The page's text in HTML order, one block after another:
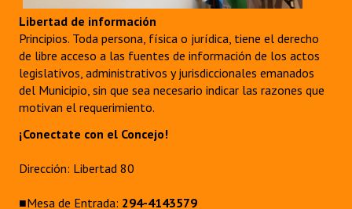
Libertad de información
Principios. Toda persona, física o jurídica, tiene el derecho
de libre acceso a las fuentes de información de los actos
legislativos, administrativos y jurisdiccionales emanados
del Municipio, sin que sea necesario indicar las razones que
motivan el requerimiento.
¡Conectate con el Concejo!
Dirección: Libertad 80
■Mesa de Entrada: 294-4143579